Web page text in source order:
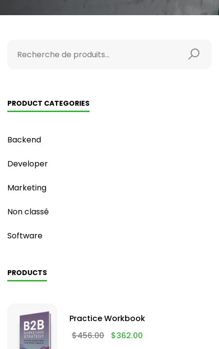
PRODUCT CATEGORIES
Backend
Developer
Marketing
Non classé
Software
PRODUCTS
Practice Workbook
$456.00 $362.00